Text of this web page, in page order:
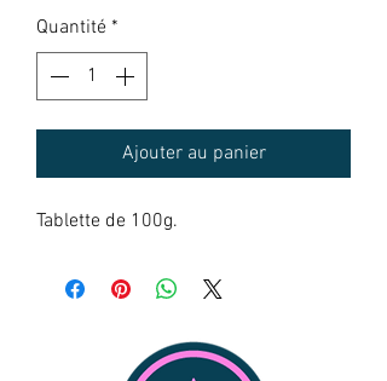
Quantité *
Ajouter au panier
Tablette de 100g.